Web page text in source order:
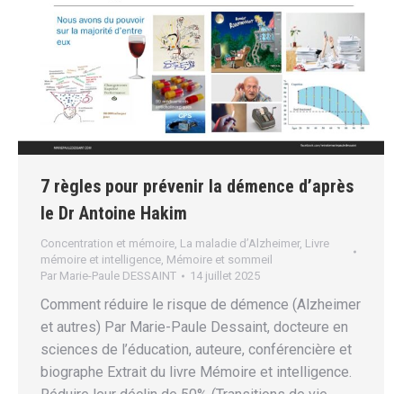
7 règles pour prévenir la démence d’après
le Dr Antoine Hakim
Concentration et mémoire, La maladie d’Alzheimer, Livre
mémoire et intelligence, Mémoire et sommeil
Par Marie-Paule DESSAINT 14 juillet 2025
Comment réduire le risque de démence (Alzheimer
et autres) Par Marie-Paule Dessaint, docteure en
sciences de l’éducation, auteure, conférencière et
biographe Extrait du livre Mémoire et intelligence.